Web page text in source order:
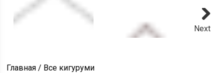
Next
Главная / Все кигуруми